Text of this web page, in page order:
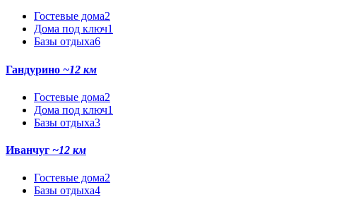
Гостевые дома2
Дома под ключ1
Базы отдыха6
Гандурино ~12 км
Гостевые дома2
Дома под ключ1
Базы отдыха3
Иванчуг ~12 км
Гостевые дома2
Базы отдыха4